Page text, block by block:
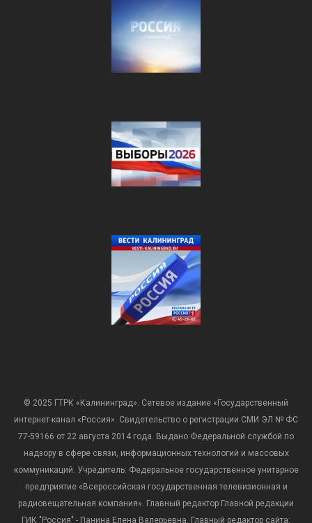
© 2025 ГТРК «Калининград». Сетевое издание «Государственный
интернет-канал «Россия». Свидетельство о регистрации СМИ ЭЛ № ФС
77-59166 от 22 августа 2014 года. Выдано Федеральной службой по
надзору в сфере связи, информационных технологий и массовых
коммуникаций. Учредитель: Федеральное государственное унитарное
предприятие «Всероссийская государственная телевизионная и
радиовещательная компания». Главный редактор Главной редакции
ГИК "Россия" - Панина Елена Валерьевна. Главный редактор сайта: